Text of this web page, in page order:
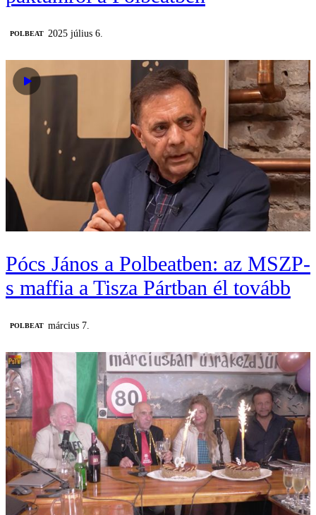
‎POLBEAT 2025 július 6.
Pócs János a Polbeatben: az MSZP-
s maffia a Tisza Pártban él tovább
‎POLBEAT március 7.